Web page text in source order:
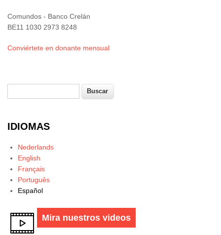
Comundos - Banco Crelán
BE11 1030 2973 8248
Conviértete en donante mensual
Formulario de búsqueda
IDIOMAS
Nederlands
English
Français
Português
Español
Mira nuestros videos